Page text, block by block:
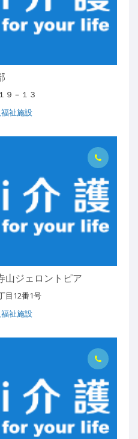
９－１３
祉施設
山ジェロントピア
目12番1号
祉施設